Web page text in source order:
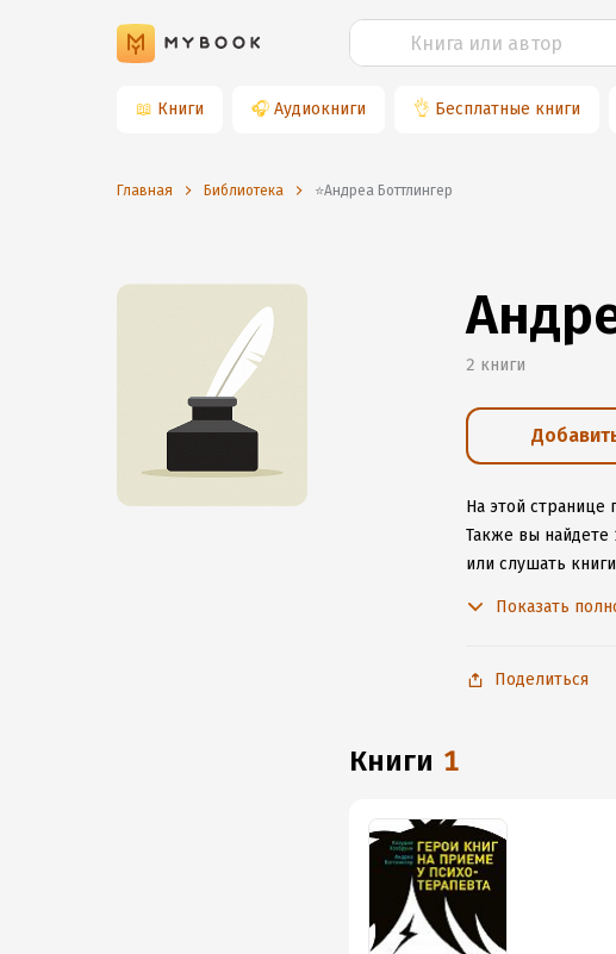
📖 Книги 🎧 Аудиокниги 👌 Бесплатные книги
Главная Библиотека ⭐️Андреа Боттлингер
2 книги
На этой странице
Также вы найдете
или слушать
Показать
Поделиться
книги 1